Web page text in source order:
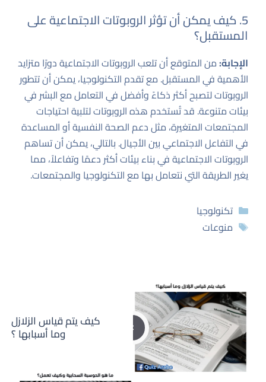
5. كيف يمكن أن تؤثر الروبوتات الاجتماعية على
المستقبل؟
الإجابة:من المتوقع أن تلعب الروبوتات الاجتماعية دورًا متزايد
الأهمية في المستقبل. مع تقدم التكنولوجيا، يمكن أن تتطور
الروبوتات لتصبح أكثر ذكاءً وأفضل في التعامل مع البشر في
بيئات متنوعة. قد تُستخدم هذه الروبوتات لتلبية احتياجات
المجتمعات المتغيرة، مثل دعم الصحة النفسية أو المساعدة
في التفاعل الاجتماعي بين الأجيال. بالتالي، يمكن أن تساهم
الروبوتات الاجتماعية في بناء بيئات أكثر دعمًا وتفاعلاً، مما
يغير الطريقة التي نتعامل بها مع التكنولوجيا والمجتمعات.
التصنيفات
تكنولوجيا
الوسوم
منوعات
كيف يتم قياس الزلازل
وما أسبابها ؟